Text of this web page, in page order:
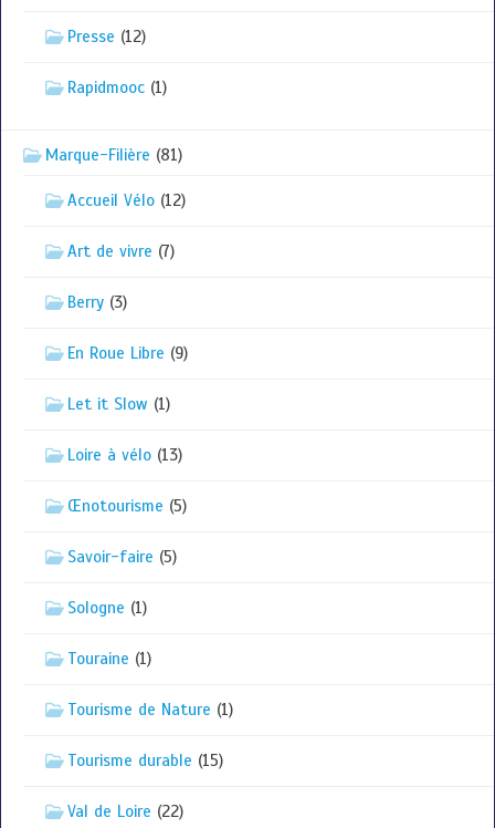
Presse (12)
Rapidmooc (1)
Marque-Filière (81)
Accueil Vélo (12)
Art de vivre (7)
Berry (3)
En Roue Libre (9)
Let it Slow (1)
Loire à vélo (13)
Œnotourisme (5)
Savoir-faire (5)
Sologne (1)
Touraine (1)
Tourisme de Nature (1)
Tourisme durable (15)
Val de Loire (22)